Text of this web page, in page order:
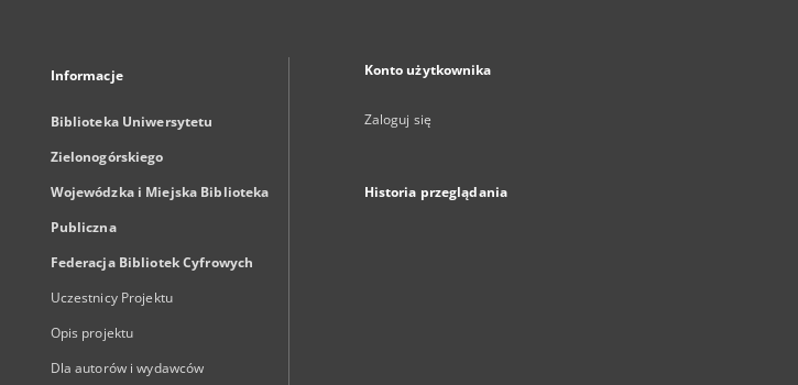
Informacje
Biblioteka Uniwersytetu
Zielonogórskiego
Wojewódzka i Miejska Biblioteka
Publiczna
Federacja Bibliotek Cyfrowych
Uczestnicy Projektu
Opis projektu
Dla autorów i wydawców
Konto użytkownika
Zaloguj się
Historia przeglądania